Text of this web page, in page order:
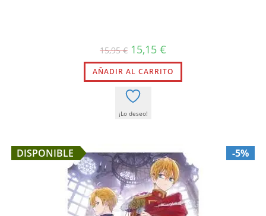
15,95€ El
precio
original
era:
15,95 €.
15,15 €
actual
es:
15,15 €.
AÑADIR AL CARRITO
¡Lo deseo!
DISPONIBLE -5%